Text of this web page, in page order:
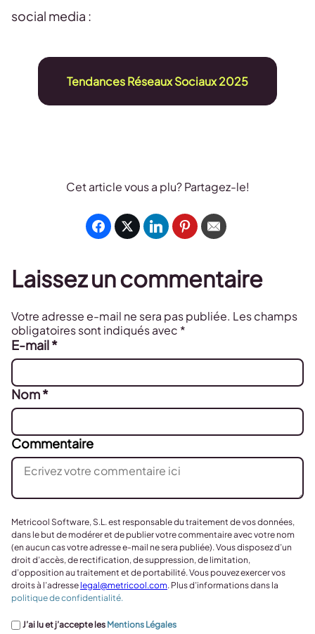
social media :
Tendances Réseaux Sociaux 2025
Cet article vous a plu? Partagez-le!
Laissez un commentaire
Votre adresse e-mail ne sera pas publiée. Les champs
obligatoires sont indiqués avec *
E-mail*
Nom*
Commentaire
Metricool Software, S.L. est responsable du traitement de vos données,
dans le but de modérer et de publier votre commentaire avec votre nom
(en aucun cas votre adresse e-mail ne sera publiée). Vous disposez d’un
droit d’accès, de rectification, de suppression, de limitation,
d’opposition au traitement et de portabilité. Vous pouvez exercer vos
droits à l’adresse legal@metricool.com. Plus d’informations dans la
politique de confidentialité.
J’ai lu et j’accepte les Mentions Légales